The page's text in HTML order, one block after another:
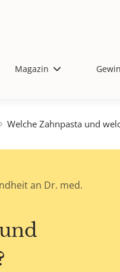
Magazin
Welche Zahnpasta und
an Dr. med.